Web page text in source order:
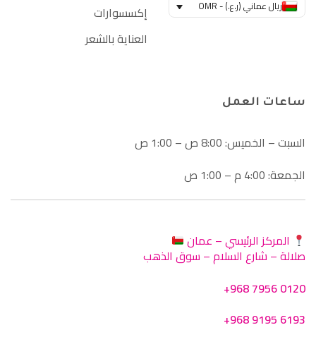
ريال عماني (ر.ع.) - OMR
إكسسوارات
العناية بالشعر
ساعات العمل
السبت – الخميس: 8:00 ص – 1:00 ص
الجمعة: 4:00 م – 1:00 ص
المركز الرئيسي – عمان
صلالة – شارع السلام – سوق الذهب
+968 7956 0120
+968 9195 6193